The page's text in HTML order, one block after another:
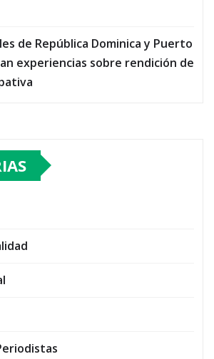
de República Dominica y Puerto
experiencias sobre rendición de